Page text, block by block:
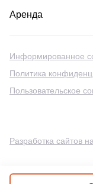
Аренда
Информированное
Политика
Пользовательское
Разработка сайтов